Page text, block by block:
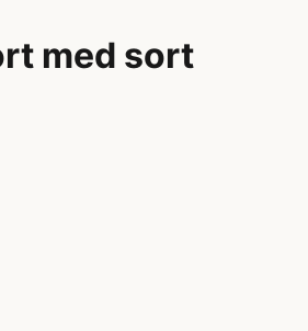
med sort